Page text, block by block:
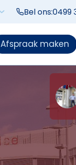
Bel ons:0499
Afspraak maken